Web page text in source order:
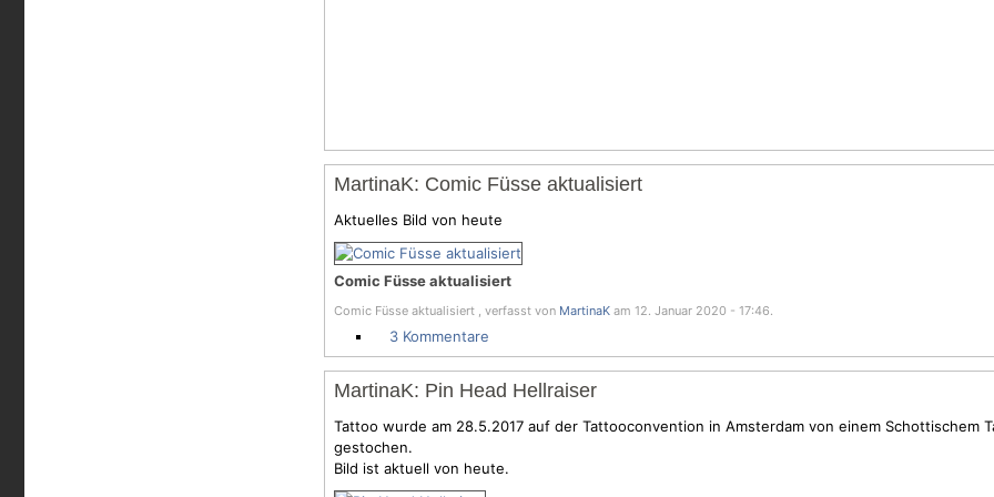
MartinaK: Comic Füsse aktualisiert
Aktuelles Bild von heute
Comic Füsse aktualisiert
Comic Füsse aktualisiert , verfasst von MartinaK am 12. Januar 2020 - 17:46.
3 Kommentare
MartinaK: Pin Head Hellraiser
Tattoo wurde am 28.5.2017 auf der Tattooconvention in Amsterdam von einem Schottischem
gestochen.
Bild ist aktuell von heute.